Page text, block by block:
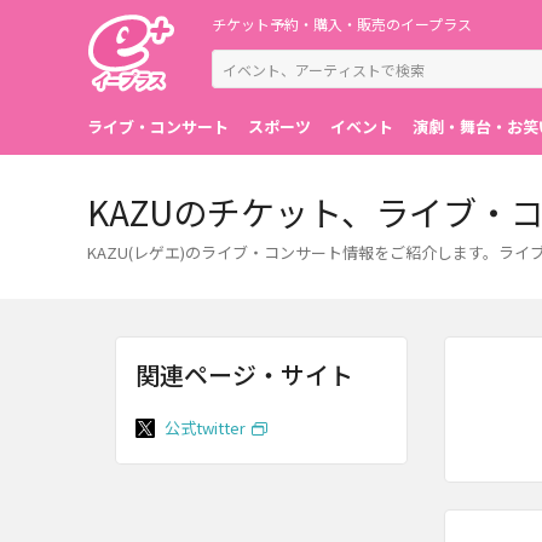
チケット予約・購入・販売のイープラス
ライブ・コンサート スポーツ イベント 演劇・舞台・お笑
KAZUのチケット、ライブ・
KAZU(レゲエ)のライブ・コンサート情報をご紹介します。ライ
関連ページ・サイト
公式twitter